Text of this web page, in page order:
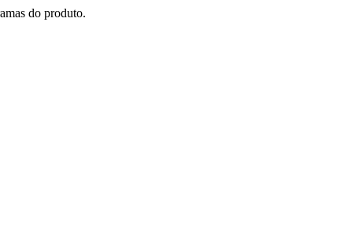
do produto.